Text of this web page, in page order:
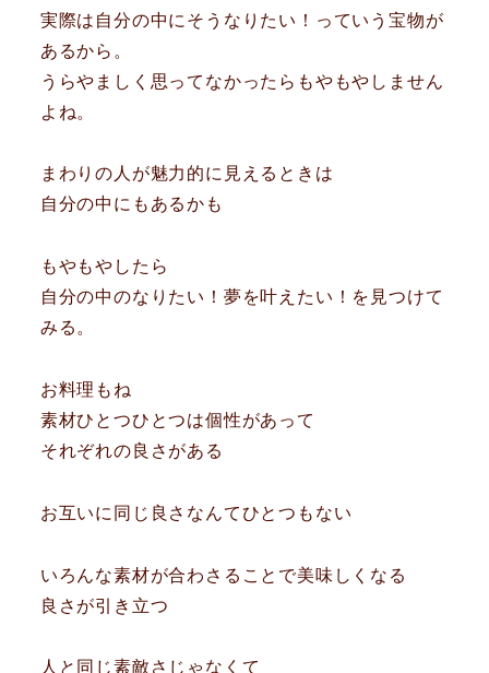
実際は自分の中にそうなりたい！っていう宝物が
あるから。
うらやましく思ってなかったらもやもやしません
よね。
まわりの人が魅力的に見えるときは
自分の中にもあるかも
もやもやしたら
自分の中のなりたい！夢を叶えたい！を見つけて
みる。
お料理もね
素材ひとつひとつは個性があって
それぞれの良さがある
お互いに同じ良さなんてひとつもない
いろんな素材が合わさることで美味しくなる
良さが引き立つ
人と同じ素敵さじゃなくて